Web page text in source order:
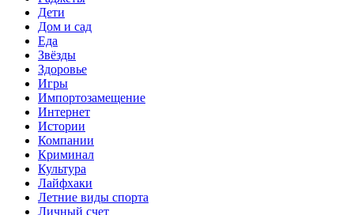
Дети
Дом и сад
Еда
Звёзды
Здоровье
Игры
Импортозамещение
Интернет
Истории
Компании
Криминал
Культура
Лайфхаки
Летние виды спорта
Личный счет